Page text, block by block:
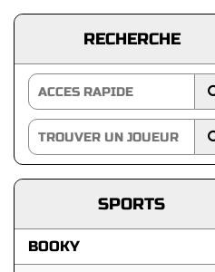
RECHERCHE
SPORTS
BOOKY